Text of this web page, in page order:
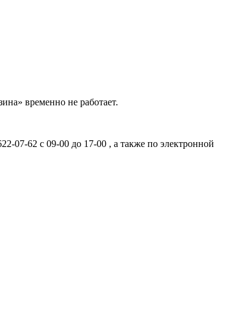
временно не работает.
07-62 с 09-00 до 17-00 , а также по электронной